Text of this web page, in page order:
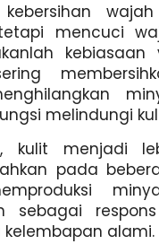
kebersihan
mencuci
kebiasaan
melindungi
kulit menjadi
pada
sebagai
alami.